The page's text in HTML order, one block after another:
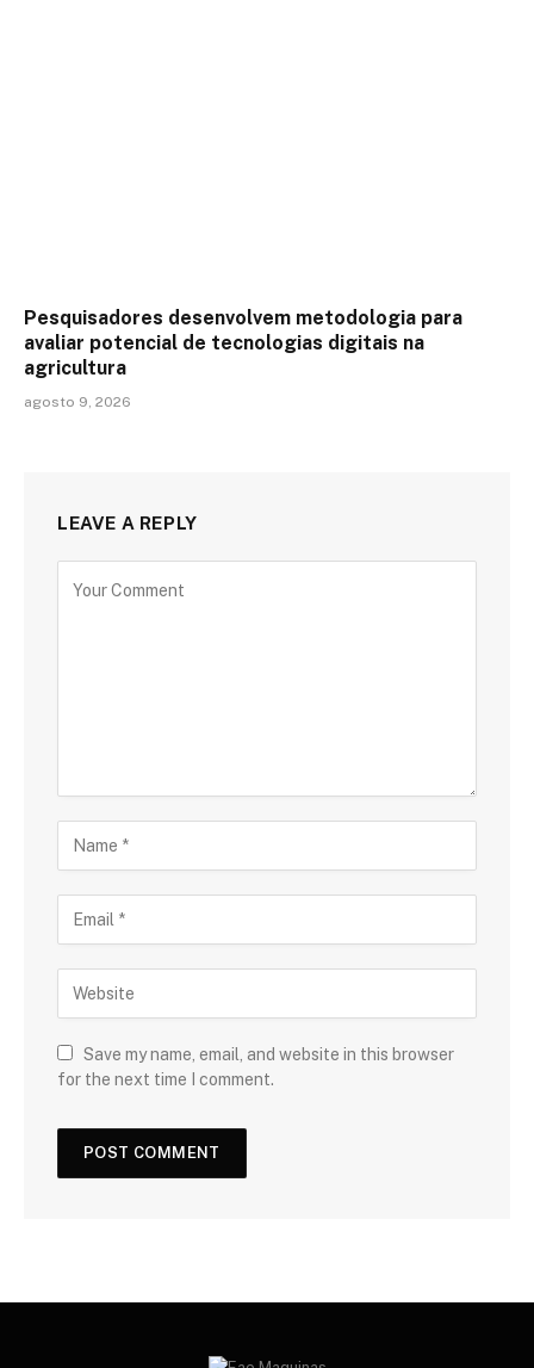
Pesquisadores desenvolvem metodologia para
avaliar potencial de tecnologias digitais na
agricultura
agosto 9, 2026
LEAVE A REPLY
Save my name, email, and website in this browser
for the next time I comment.